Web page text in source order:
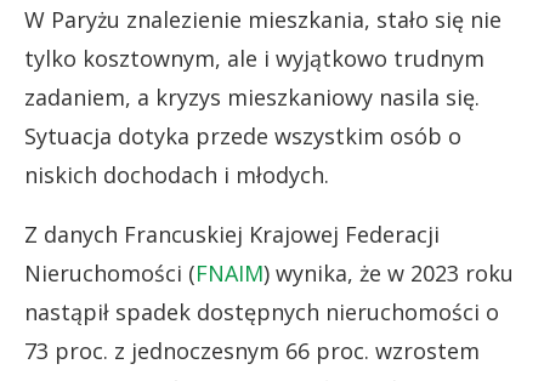
W Paryżu znalezienie mieszkania, stało się nie
tylko kosztownym, ale i wyjątkowo trudnym
zadaniem, a kryzys mieszkaniowy nasila się.
Sytuacja dotyka przede wszystkim osób o
niskich dochodach i młodych.
Z danych Francuskiej Krajowej Federacji
Nieruchomości (FNAIM) wynika, że w 2023 roku
nastąpił spadek dostępnych nieruchomości o
73 proc. z jednoczesnym 66 proc. wzrostem